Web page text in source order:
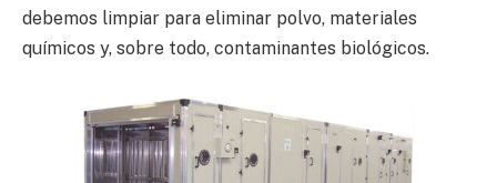
debemos limpiar para eliminar polvo, materiales
químicos y, sobre todo, contaminantes biológicos.